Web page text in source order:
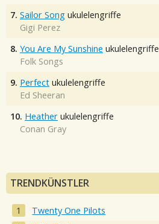
7. Sailor Song ukulelengriffe
Gigi Perez
8. You Are My Sunshine ukulelengriffe
Folk Songs
9. Perfect ukulelengriffe
Ed Sheeran
10. Heather ukulelengriffe
Conan Gray
TRENDKÜNSTLER
Twenty One Pilots